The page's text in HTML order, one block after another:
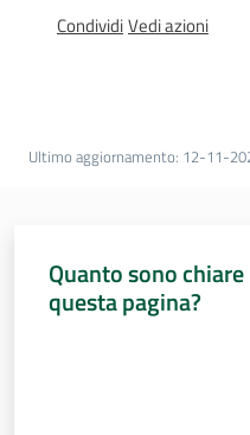
CondividiVedi azioni
Ultimo aggiornamento: 12-11-
Quanto sono
questa pagina?